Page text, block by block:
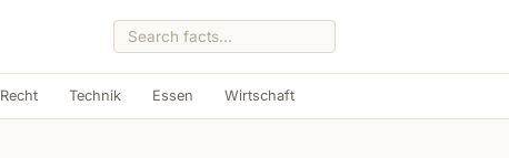
Recht Technik Essen Wirtschaft